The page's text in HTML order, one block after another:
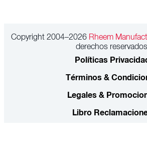
Copyright 2004–2026Rheem
derechos
Políticas
Términos &
Legales &
Libro